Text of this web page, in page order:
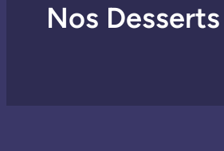
Nos